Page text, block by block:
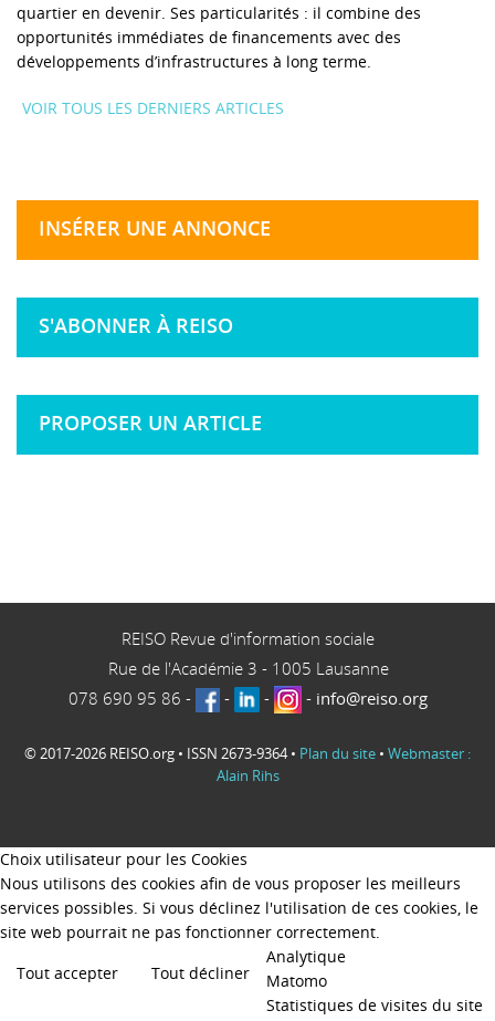
quartier en devenir. Ses particularités : il combine des
opportunités immédiates de financements avec des
développements d’infrastructures à long terme.
VOIR TOUS LES DERNIERS ARTICLES
INSÉRER UNE ANNONCE
S'ABONNER À REISO
PROPOSER UN ARTICLE
REISO Revue d'information sociale
Rue de l'Académie 3 - 1005 Lausanne
078 690 95 86 - - - - info@reiso.org
© 2017-2026 REISO.org • ISSN 2673-9364 • Plan du site • Webmaster :
Alain Rihs
Choix utilisateur pour les Cookies
Nous utilisons des cookies afin de vous proposer les meilleurs
services possibles. Si vous déclinez l'utilisation de ces cookies, le
site web pourrait ne pas fonctionner correctement.
Tout accepter
Tout décliner
Analytique
Matomo
Statistiques de visites du site